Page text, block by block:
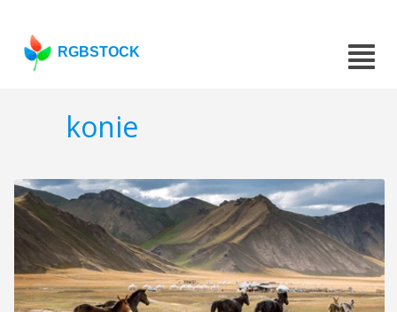
RGBSTOCK
konie